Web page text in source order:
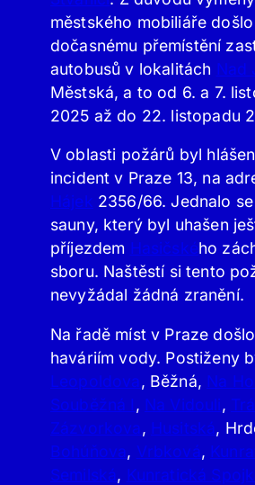
městského mobiliáře
dočasnému přemístění
autobusů v lokalitách Nad
Městská, a to od 6. a 7.
2025 až do 22. listopadu
V oblasti požárů byl
incident v Praze 13, na
Hájek 2356/66. Jednalo
sauny, který byl uhašen
příjezdem Hasičského
sboru. Naštěstí si tento
nevyžádal žádná zranění.
Na řadě míst v Praze
haváriím vody. Postiženy
Leopoldova, Běžná, Na
Souběžná I, Na Vidouli,
Zázvorkova, Husitská,
Bohúňova, Vrbková,
Semilská, Kunratická